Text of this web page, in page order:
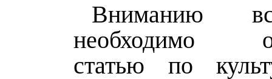
Вниманию
необходимо
статью по